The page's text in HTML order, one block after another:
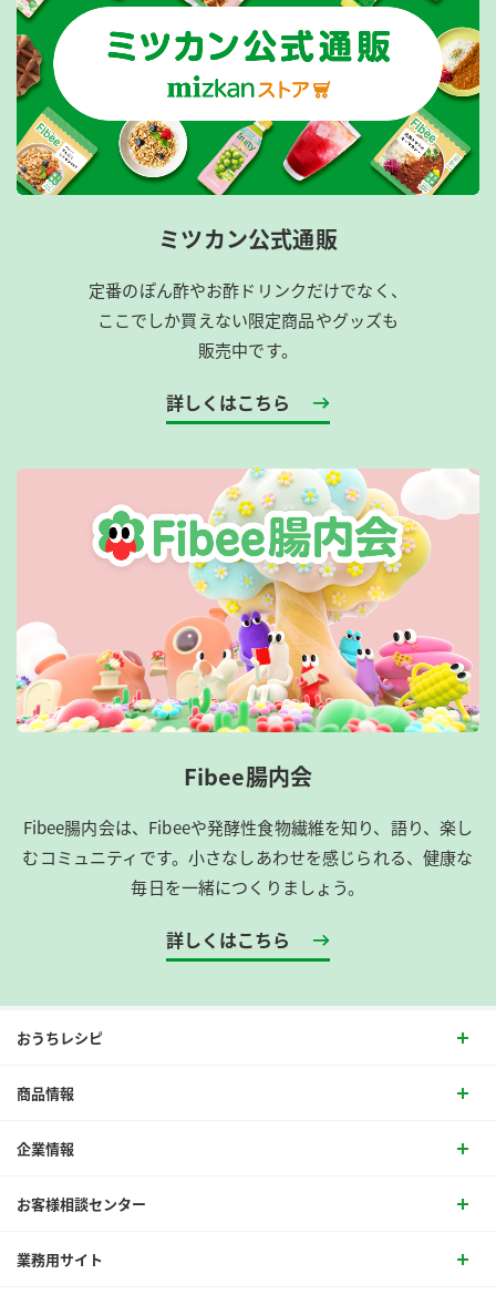
ミツカン公式通販
定番のぽん酢やお酢ドリンクだけでなく、
ここでしか買えない限定商品やグッズも
販売中です。
詳しくはこちら
Fibee腸内会
Fibee腸内会は、​Fibeeや発酵性食物繊維を知り、語り、楽し
むコミュニティです。​小さなしあわせを感じられる、健康な
毎日を一緒につくりましょう。
詳しくはこちら
おうちレシピ
商品情報
企業情報
お客様相談センター
業務用サイト